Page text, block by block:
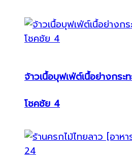
จ้าวเนื้อบุฟเฟ่ต์เนื้อย่างกร
โชคชัย 4